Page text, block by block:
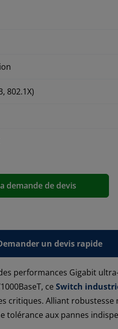
802.1X)
demande de devis
un devis rapide
performances Gigabit
ce Switch
critiques. Alliant robustesse
tolérance aux pannes